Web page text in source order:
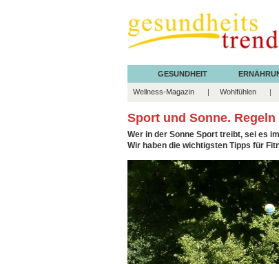
GESUNDHEIT
Wellness-Magazin Wohlfühlen
Sport und Sonne.
Wer in der Sonne Sport treibt, sei es
Wir haben die wichtigsten Tipps für